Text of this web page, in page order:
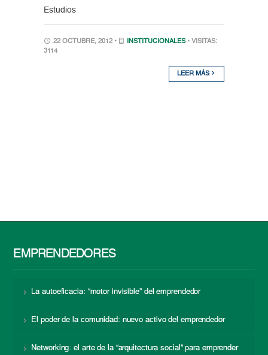
Estudios
22 OCTUBRE, 2012 • INSTITUCIONALES • VISITAS:
3114
LEER MÁS
EMPRENDEDORES
La autoeficacia: “motor invisible” del emprendedor
El poder de la comunidad: nuevo activo del emprendedor
Networking: el arte de la “arquitectura social” para emprender